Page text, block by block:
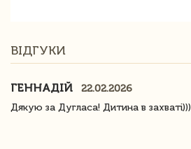
ВІДГУКИ
ГЕННАДІЙ
22.02.2026
Дякую за Дугласа! Дитина в захваті)))